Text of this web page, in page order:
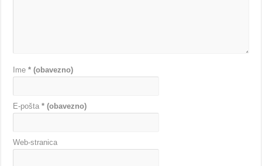
Ime* (obavezno)
E-pošta* (obavezno)
Web-stranica